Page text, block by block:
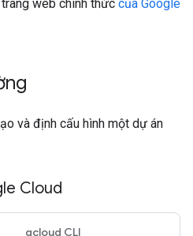
web chính thức của Google
và định cấu hình một dự án
Cloud
gcloud CLI